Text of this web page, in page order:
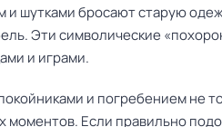
и шутками бросают старую
Эти символические
и играми.
и погребением не
моментов. Если правильно